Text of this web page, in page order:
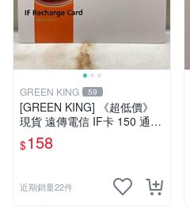
GREEN KING 59
[GREEN KING] 《超低價》
現貨 遠傳電信 IF卡 150 通話
費儲值卡 預付卡 電話卡 面額
150
$158
近期銷量22件